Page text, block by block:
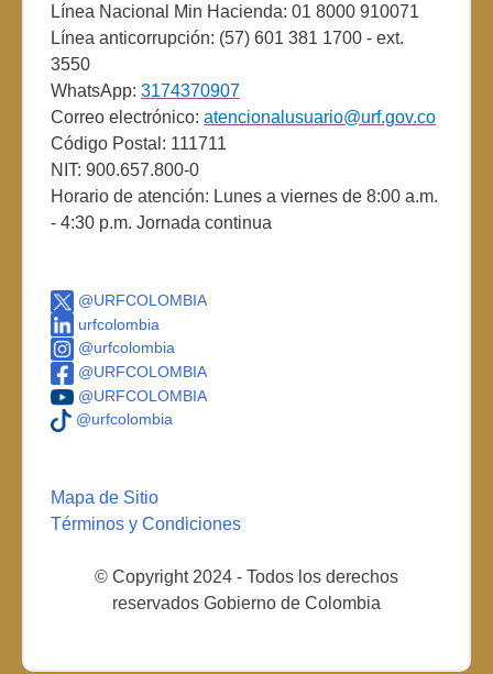
Línea Nacional Min Hacienda: 01 8000 910071
Línea anticorrupción: (57) 601 381 1700 - ext.
3550
WhatsApp: 3174370907
Correo electrónico: atencionalusuario@urf.gov.co
Código Postal: 111711
NIT: 900.657.800-0
Horario de atención: Lunes a viernes de 8:00 a.m.
- 4:30 p.m. Jornada continua
@URFCOLOMBIA
urfcolombia
@urfcolombia
@URFCOLOMBIA
@URFCOLOMBIA
@urfcolombia
Mapa de Sitio
Términos y Condiciones
© Copyright 2024 - Todos los derechos
reservados Gobierno de Colombia